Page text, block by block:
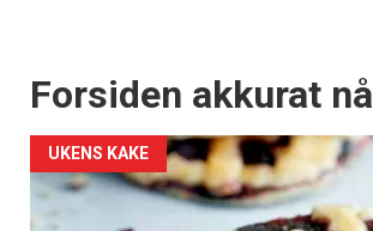
Forsiden akkurat nå
UKENS KAKE